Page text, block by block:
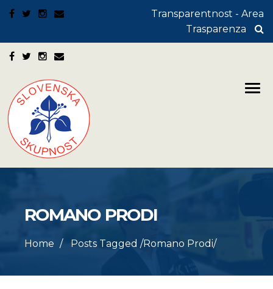
Transparentnost - Area
Trasparenza
ROMANO PRODI
Home Posts Tagged /Romano Prodi/